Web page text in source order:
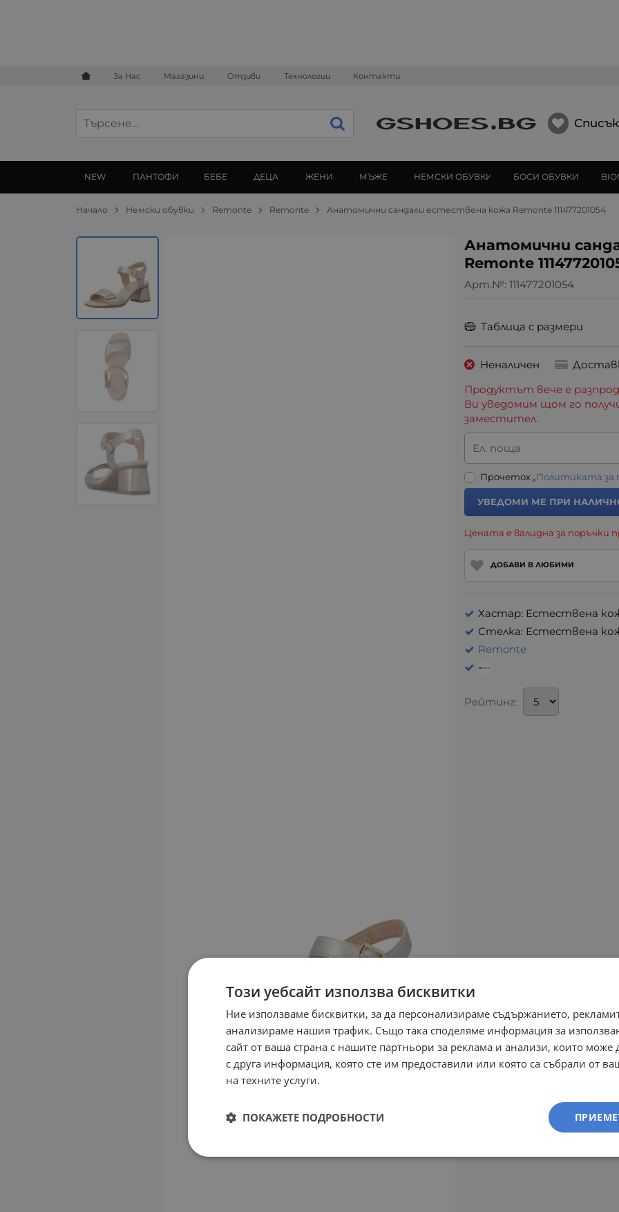
За Нас Магазини Отзиви Технологии Контакти
NEW ПАНТОФИ БЕБЕ ДЕЦА ЖЕНИ МЪЖЕ НЕМСКИ ОБУВКИ БОСИ ОБУВКИ
Начало Немски обувки Remonte Remonte Анатомични сандали естествена кожа Remonte 111477201054
Анатомични
Remonte
Арт.№: 111477201054
Таблица с размери
Неналичен
Продуктът вече е
Ви уведомим щом го
заместител.
Ел. поща
Прочетох „Политиката за
УВЕДОМИ МЕ ПРИ
Цената е валидна за поръчки
ДОБАВИ В ЛЮБИМИ
Хастар: Естествена
Стелка: Естествена
Remonte
Рейтинг:
Този уебсайт използва бисквитки
Ние използваме бисквитки, за да персонализираме съдържанието,
анализираме нашия трафик. Също така споделяме информация за
сайт от ваша страна с нашите партньори за реклама и анализи, които може
с друга информация, която сте им предоставили или която са събрали от
на техните услуги.
ПОКАЖЕТЕ ПОДРОБНОСТИ